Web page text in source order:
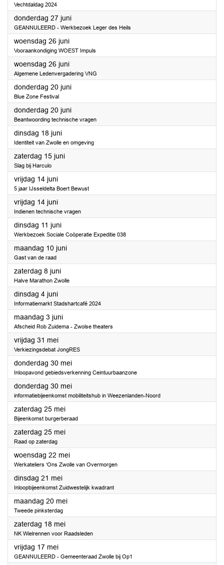
Vechtdaldag 2024
donderdag 27 juni2024
GEANNULEERD - Werkbezoek Leger des Heils
woensdag 26 juni2024
Vooraankondiging WOEST Impuls
woensdag 26 juni2024
Algemene Ledenvergadering VNG
donderdag 20 juni2024
Blue Zone Festival
donderdag 20 juni2024
Beantwoording technische vragen
dinsdag 18 juni2024
Identiteit van Zwolle en omgeving
zaterdag 15 juni2024
Slag bij Harculo
vrijdag 14 juni2024
5 jaar IJsseldelta Boert Bewust
vrijdag 14 juni2024
Indienen technische vragen
dinsdag 11 juni2024
Werkbezoek Sociale Coöperatie Expeditie 038
maandag 10 juni2024
Gast van de raad
zaterdag 8 juni2024
Halve Marathon Zwolle
dinsdag 4 juni2024
Informatiemarkt Stadshartcafé 2024
maandag 3 juni2024
Afscheid Rob Zuidema - Zwolse theaters
vrijdag 31 mei2024
Verkiezingsdebat JongRES
donderdag 30 mei2024
Inloopavond gebiedsverkenning Ceintuurbaanzone
donderdag 30 mei2024
informatiebijeenkomst mobiliteitshub in Weezenlanden-Noord
zaterdag 25 mei2024
Bijeenkomst burgerberaad
zaterdag 25 mei2024
Raad op zaterdag
woensdag 22 mei2024
Werkateliers ‘Ons Zwolle van Overmorgen
dinsdag 21 mei2024
Inloopbijeenkomst Zuidwestelijk kwadrant
maandag 20 mei2024
Tweede pinksterdag
zaterdag 18 mei2024
NK Wielrennen voor Raadsleden
vrijdag 17 mei2024
GEANNULEERD - Gemeenteraad Zwolle bij Op1